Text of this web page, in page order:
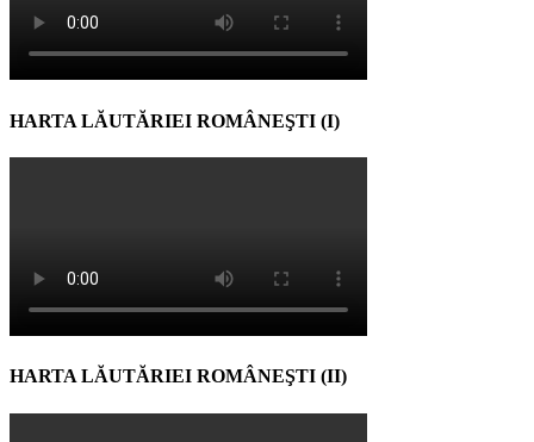
HARTA LĂUTĂRIEI ROMÂNEŞTI (I)
HARTA LĂUTĂRIEI ROMÂNEŞTI (II)